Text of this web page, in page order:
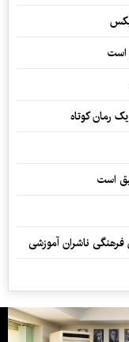
است
است
فرهنگی ناشران آموزشی